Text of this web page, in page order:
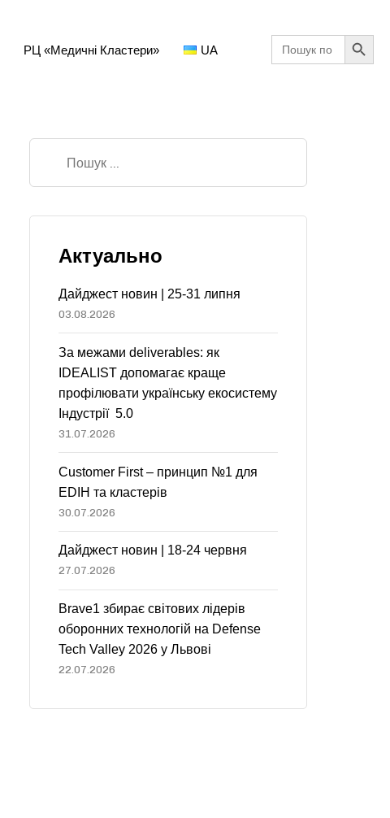
РЦ «Медичні Кластери» UA
Search
for:
Search Button
Актуально
Дайджест новин | 25-31 липня
03.08.2026
За межами deliverables: як
IDEALIST допомагає краще
профілювати українську екосистему
Індустрії 5.0
31.07.2026
Customer First – принцип №1 для
EDIH та кластерів
30.07.2026
Дайджест новин | 18-24 червня
27.07.2026
Brave1 збирає світових лідерів
оборонних технологій на Defense
Tech Valley 2026 у Львові
22.07.2026